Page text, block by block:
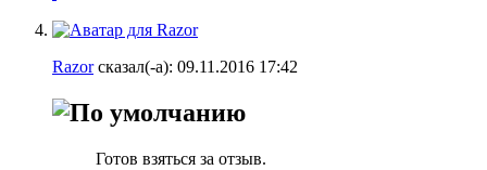
Razorсказал(-а): 09.11.2016 17:42
Готов взяться за отзыв.